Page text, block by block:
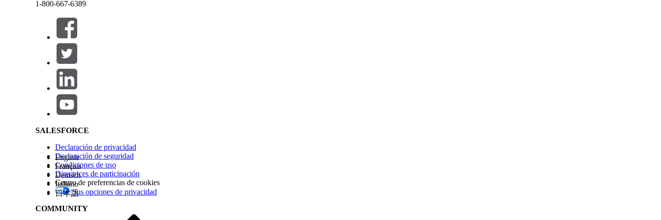
coincidencia de palabras clave. Ambos fragmentos derivados apuntan al fragmento sin formato original como el origen en el
momento de la recuperación.
Si una búsqueda recupera un fragmento sin formato más de una vez, el proceso de recuperación solo conserva una instancia del
fragmento sin formato. Esta duplicación se produce cuando varios fragmentos enriquecidos apuntan al mismo fragmento sin
formato que el fragmento de origen.
EjemploConsideremos una consulta de usuario: “¿Cómo restablezco mi contraseña?”
La respuesta
un procedimiento, “Navegue a la página de recuperación e ingrese su dirección de email”.
La brecha: El pasaje escrito como un procedimiento tiene un significado diferente a la pregunta. Data 360 ingresa e indexa el
artículo de Knowledge. Durante el proceso de recuperación, este fragmento puede puntuar mucho más bajo de lo esperado
debido a esta brecha. Como resultado, la recuperación a veces excluye este pasaje.
Cuando activa el indexado enriquecido utilizando modelos de lenguaje grande (LLM), Data 360 crea un fragmento de metadatos
y un fragmento de pregunta para el fragmento sin formato original que incluye este contenido de procedimiento.
1-800-667-6389
SALESFORCE
Declaración de privacidad
Declaración de seguridad
Condiciones de uso
Directrices de participación
Centro de preferencias de cookies
Sus opciones de privacidad
COMMUNITY
English
Français
Deutsch
Italiano
日本語
Salesforce Help | Article